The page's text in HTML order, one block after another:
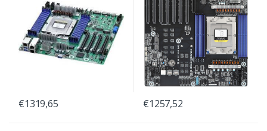
€1319,65 €1257,52